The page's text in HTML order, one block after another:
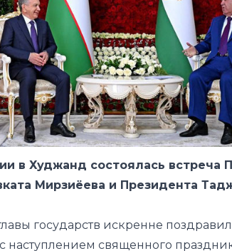
в Худжанд состоялась встреча
Мирзиёева и Президента
государств искренне
наступлением священного
был отмечен
многопланового
году превысил 700 миллионов